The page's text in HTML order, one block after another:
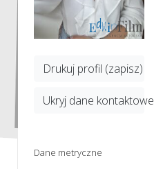
Drukuj profil (zapisz)
Ukryj dane kontaktowe
Dane metryczne